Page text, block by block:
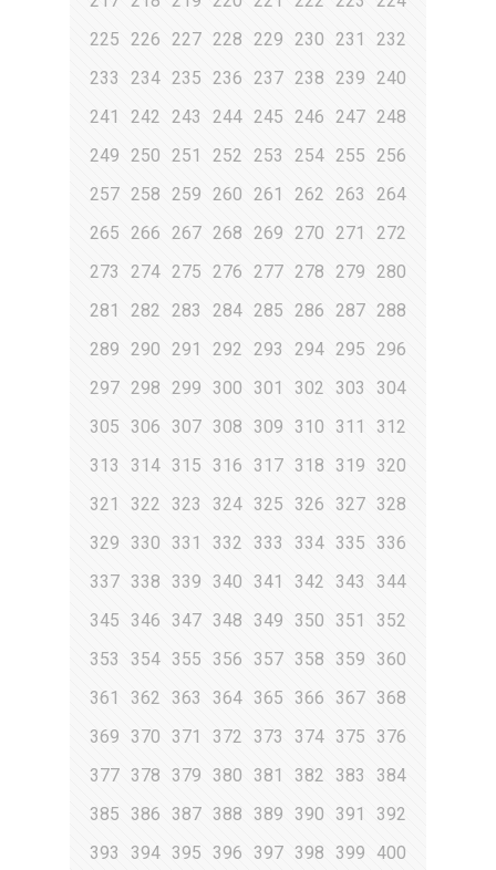
225 226 227 228 229 230 231
232
233
234 235 236 237 238 239 240
241
242 243 244 245 246 247 248
249 250 251 252 253 254 255 256
257 258 259 260 261 262 263
264
265 266 267 268 269 270 271
272
273
274 275 276 277 278 279 280
281
282 283 284 285 286 287 288
289 290 291 292 293 294 295 296
297 298 299 300 301 302 303
304
305
306 307 308 309 310 311
312
313
314 315 316 317 318 319
320
321
322 323 324 325 326 327 328
329
330 331 332 333 334 335
336
337 338 339 340 341 342 343
344
345
346 347 348 349 350 351
352
353
354 355 356 357 358 359 360
361
362 363 364 365 366 367 368
369
370 371 372 373 374 375 376
377 378 379 380 381 382 383
384
385
386 387 388 389 390 391
392
393
394 395 396 397 398 399 400